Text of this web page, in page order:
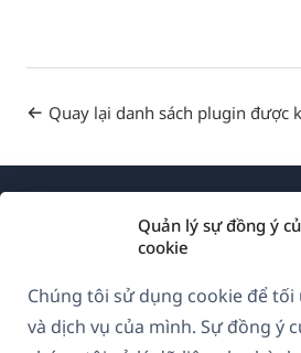
Quản lý sự đồng ý
cookie
Chúng tôi sử dụng cookie để
và dịch vụ của mình. Sự đồng ý
Quay lại danh sách plugin được